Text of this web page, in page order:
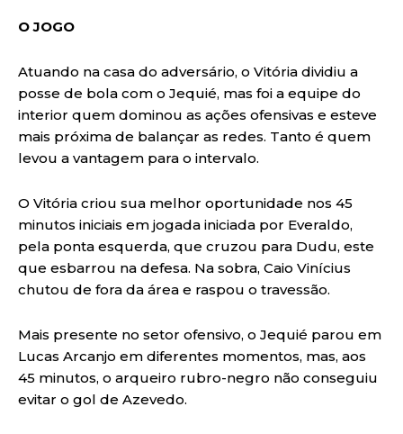
O JOGO
Atuando na casa do adversário, o Vitória dividiu a
posse de bola com o Jequié, mas foi a equipe do
interior quem dominou as ações ofensivas e esteve
mais próxima de balançar as redes. Tanto é quem
levou a vantagem para o intervalo.
O Vitória criou sua melhor oportunidade nos 45
minutos iniciais em jogada iniciada por Everaldo,
pela ponta esquerda, que cruzou para Dudu, este
que esbarrou na defesa. Na sobra, Caio Vinícius
chutou de fora da área e raspou o travessão.
Mais presente no setor ofensivo, o Jequié parou em
Lucas Arcanjo em diferentes momentos, mas, aos
45 minutos, o arqueiro rubro-negro não conseguiu
evitar o gol de Azevedo.